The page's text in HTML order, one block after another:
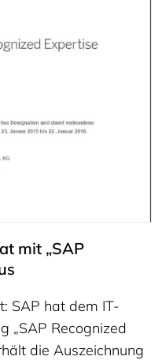
mit „SAP
SAP hat dem IT-
„SAP Recognized
die Auszeichnung